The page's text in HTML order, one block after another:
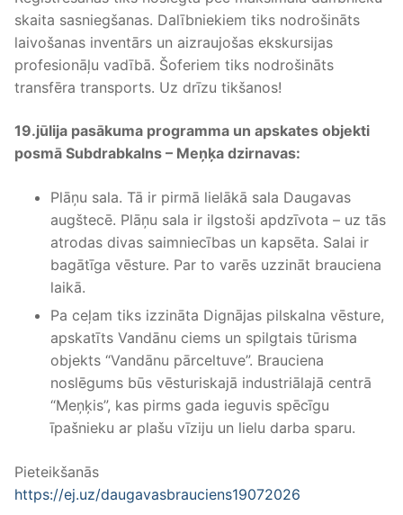
skaita sasniegšanas. Dalībniekiem tiks nodrošināts
laivošanas inventārs un aizraujošas ekskursijas
profesionāļu vadībā. Šoferiem tiks nodrošināts
transfēra transports. Uz drīzu tikšanos!
19.jūlija pasākuma programma un apskates objekti
posmā Subdrabkalns – Meņķa dzirnavas:
Plāņu sala. Tā ir pirmā lielākā sala Daugavas
augštecē. Plāņu sala ir ilgstoši apdzīvota – uz tās
atrodas divas saimniecības un kapsēta. Salai ir
bagātīga vēsture. Par to varēs uzzināt brauciena
laikā.
Pa ceļam tiks izzināta Dignājas pilskalna vēsture,
apskatīts Vandānu ciems un spilgtais tūrisma
objekts “Vandānu pārceltuve”. Brauciena
noslēgums būs vēsturiskajā industriālajā centrā
“Meņķis”, kas pirms gada ieguvis spēcīgu
īpašnieku ar plašu vīziju un lielu darba sparu.
Pieteikšanās
https://ej.uz/daugavasbrauciens19072026